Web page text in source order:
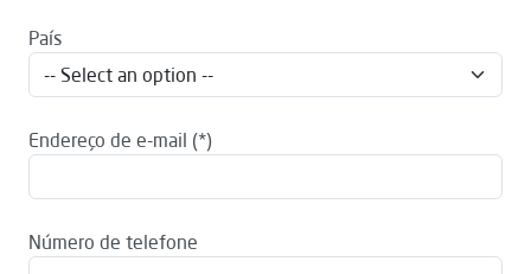
País
Endereço de e-mail
Número de telefone